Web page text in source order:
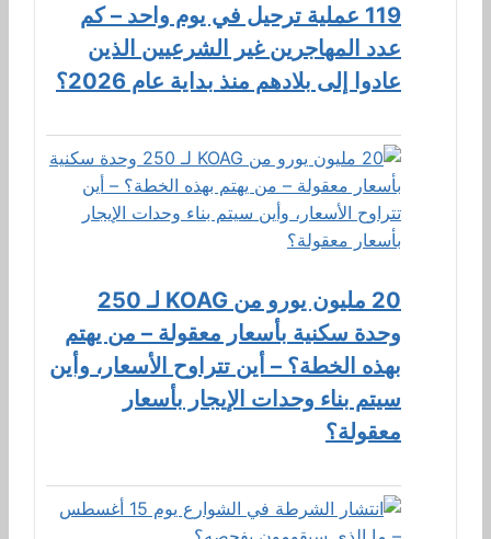
119 عملية ترحيل في يوم واحد – كم
عدد المهاجرين غير الشرعيين الذين
عادوا إلى بلادهم منذ بداية عام 2026؟
20 مليون يورو من KOAG لـ 250
وحدة سكنية بأسعار معقولة – من يهتم
بهذه الخطة؟ – أين تتراوح الأسعار، وأين
سيتم بناء وحدات الإيجار بأسعار
معقولة؟